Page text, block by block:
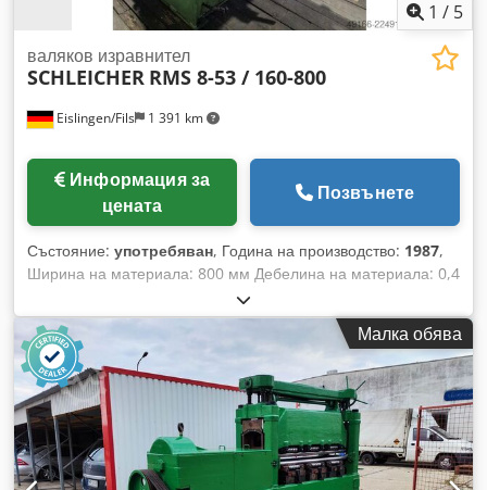
1 / 5
Eislingen/Fils 1 391 km
валяков изравнител
SCHLEICHER RMS 8-53 / 160-800
Информация за
цената
Позвънете
Състояние: употребяван, Година на производство: 1987,
Ширина на материала: 800 мм Дебелина на материала: 0,4
- 2,5 мм Брой изправящи валци: 8 Диаметър на
изправящите валци: 53 мм Брой захващащи валци: 2
Диаметър на захващащите валци: 160 мм Дебелина на
материала при ширина 800 мм (неръждаема стомана): 0,6
мм Дебелина на материала при ширина 800 мм (стомана):
1,0 мм Дебелина на материала при ширина 150 мм
(неръждаема стомана): 2,5 мм Материално напречно
сечение: 975 мм² Dcodpfezrpufjx Aipjk Скорост: 35 м/мин
Задвижваща мощност: 2,1 kW Тегло: 7,0 т Габарити
Малка обява